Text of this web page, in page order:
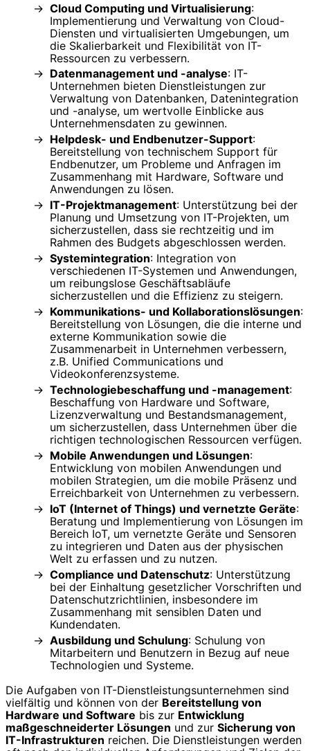
Cloud Computing und Virtualisierung:
Implementierung und Verwaltung von Cloud-
Diensten und virtualisierten Umgebungen, um
die Skalierbarkeit und Flexibilität von IT-
Ressourcen zu verbessern.
Datenmanagement und -analyse: IT-
Unternehmen bieten Dienstleistungen zur
Verwaltung von Datenbanken, Datenintegration
und -analyse, um wertvolle Einblicke aus
Unternehmensdaten zu gewinnen.
Helpdesk- und Endbenutzer-Support:
Bereitstellung von technischem Support für
Endbenutzer, um Probleme und Anfragen im
Zusammenhang mit Hardware, Software und
Anwendungen zu lösen.
IT-Projektmanagement: Unterstützung bei der
Planung und Umsetzung von IT-Projekten, um
sicherzustellen, dass sie rechtzeitig und im
Rahmen des Budgets abgeschlossen werden.
Systemintegration: Integration von
verschiedenen IT-Systemen und Anwendungen,
um reibungslose Geschäftsabläufe
sicherzustellen und die Effizienz zu steigern.
Kommunikations- und Kollaborationslösungen:
Bereitstellung von Lösungen, die die interne und
externe Kommunikation sowie die
Zusammenarbeit in Unternehmen verbessern,
z.B. Unified Communications und
Videokonferenzsysteme.
Technologiebeschaffung und -management:
Beschaffung von Hardware und Software,
Lizenzverwaltung und Bestandsmanagement,
um sicherzustellen, dass Unternehmen über die
richtigen technologischen Ressourcen verfügen.
Mobile Anwendungen und Lösungen:
Entwicklung von mobilen Anwendungen und
mobilen Strategien, um die mobile Präsenz und
Erreichbarkeit von Unternehmen zu verbessern.
IoT (Internet of Things) und vernetzte Geräte:
Beratung und Implementierung von Lösungen im
Bereich IoT, um vernetzte Geräte und Sensoren
zu integrieren und Daten aus der physischen
Welt zu erfassen und zu nutzen.
Compliance und Datenschutz: Unterstützung
bei der Einhaltung gesetzlicher Vorschriften und
Datenschutzrichtlinien, insbesondere im
Zusammenhang mit sensiblen Daten und
Kundendaten.
Ausbildung und Schulung: Schulung von
Mitarbeitern und Benutzern in Bezug auf neue
Technologien und Systeme.
Die Aufgaben von IT-Dienstleistungsunternehmen sind
vielfältig und können von der Bereitstellung von
Hardware und Software bis zur Entwicklung
maßgeschneiderter Lösungen und zur Sicherung von
IT-Infrastrukturen reichen. Die Dienstleistungen werden